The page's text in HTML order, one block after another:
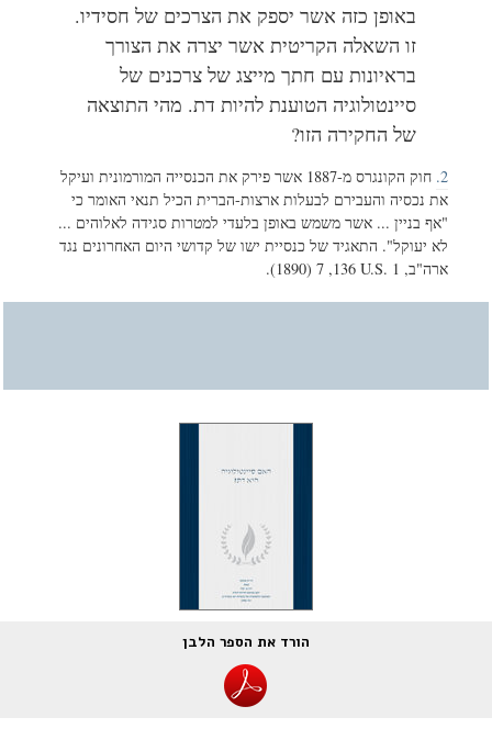
באופן כזה אשר יספק את הצרכים של חסידיו.
זו השאלה הקריטית אשר יצרה את הצורך
בראיונות עם חתך מייצג של צרכנים של
סיינטולוגיה הטוענת להיות דת. מהי התוצאה
של החקירה הזו?
חוק הקונגרס מ-1887 אשר פירק את הכנסייה המורמונית ועיקל
את נכסיה והעבירם לבעלות ארצות-הברית הכיל תנאי האומר כי
"אף בניין ... אשר משמש באופן בלעדי למטרות סגידה לאלוהים ...
לא יעוקל". התאגיד של כנסיית ישו של קדושי היום האחרונים נגד
ארה"ב,136 U.S. 1
,‏ 7 (1890)‏.
הורד את הספר הלבן